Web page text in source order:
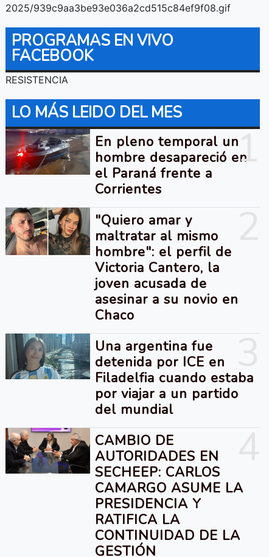
2025/939c9aa3be93e036a2cd515c84ef9f08.gif
PROGRAMAS EN VIVO
FACEBOOK
RESISTENCIA
LO MÁS LEIDO DEL MES
1
En pleno temporal un
hombre desapareció en
el Paraná frente a
Corrientes
"Quiero amar y
maltratar al mismo
hombre": el perfil de
Victoria Cantero, la
joven acusada de
asesinar a su novio en
Chaco
Una argentina fue
detenida por ICE en
Filadelfia cuando estaba
por viajar a un partido
del mundial
CAMBIO DE
AUTORIDADES EN
SECHEEP: CARLOS
CAMARGO ASUME LA
PRESIDENCIA Y
RATIFICA LA
CONTINUIDAD DE LA
GESTIÓN